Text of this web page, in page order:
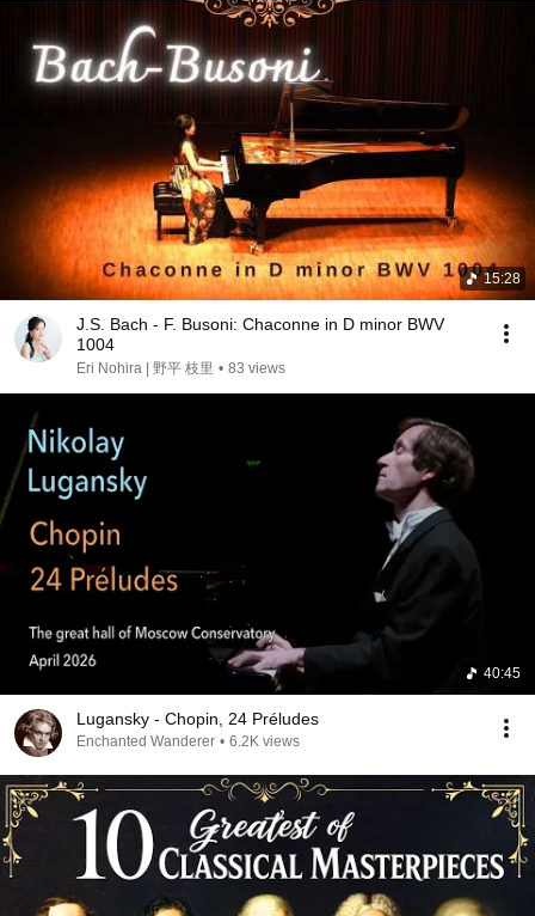
естетичну насолоду від кожного концерту!!!
Геніальна музика у геніальному виконанні.🎉🎉🎉🎉
🎉
Сьогодні звучали мої найулюбленіші композитори❤️!
Здається, Бах писав цю "Чакону" для того, щоб
колись її зіграли саме так. Філігранна техніка,
витончений звук і неймовірне відчуття стилю. 👏👏👏
Затамувала подих від першої до останньої
ноти!!!!!!!!
🎼🎶👍👍👍🫶👏👏👏
15:28
J.S. Bach - F. Busoni: Chaconne in D minor BWV
1004
Eri Nohira | 野平 枝里 • 83 views
40:45
Lugansky - Chopin, 24 Préludes
Enchanted Wanderer • 6.2K views